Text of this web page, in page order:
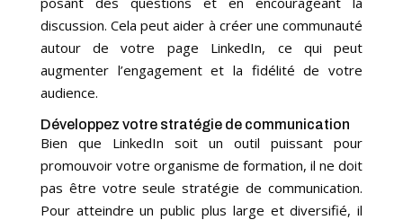
discussion. Cela peut aider à créer une communauté
autour de votre page LinkedIn, ce qui peut
augmenter l’engagement et la fidélité de votre
audience.
Développez votre stratégie de communication
Bien que LinkedIn soit un outil puissant pour
promouvoir votre organisme de formation, il ne doit
pas être votre seule stratégie de communication.
Pour atteindre un public plus large et diversifié, il